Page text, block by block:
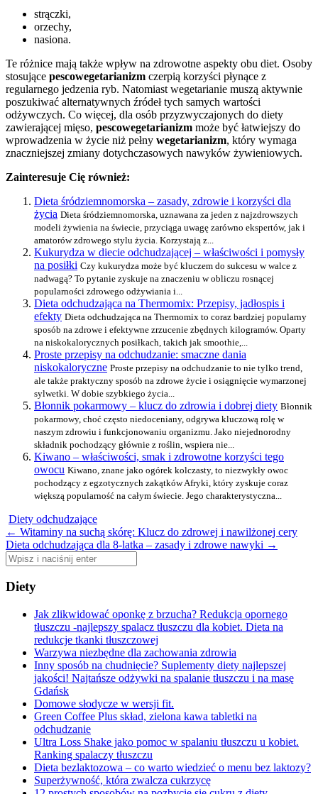
strączki,
orzechy,
nasiona.
Te różnice mają także wpływ na zdrowotne aspekty obu diet. Osoby
stosujące pescowegetarianizm czerpią korzyści płynące z
regularnego jedzenia ryb. Natomiast wegetarianie muszą aktywnie
poszukiwać alternatywnych źródeł tych samych wartości
odżywczych. Co więcej, dla osób przyzwyczajonych do diety
zawierającej mięso, pescowegetarianizm może być łatwiejszy do
wprowadzenia w życie niż pełny wegetarianizm, który wymaga
znaczniejszej zmiany dotychczasowych nawyków żywieniowych.
Zainteresuje Cię również:
Dieta śródziemnomorska – zasady, zdrowie i korzyści dla
życia Dieta śródziemnomorska, uznawana za jeden z najzdrowszych
modeli żywienia na świecie, przyciąga uwagę zarówno ekspertów, jak i
amatorów zdrowego stylu życia. Korzystają z...
Kukurydza w diecie odchudzającej – właściwości i pomysły
na posiłki Czy kukurydza może być kluczem do sukcesu w walce z
nadwagą? To pytanie zyskuje na znaczeniu w obliczu rosnącej
popularności zdrowego odżywiania i...
Dieta odchudzająca na Thermomix: Przepisy, jadłospis i
efekty Dieta odchudzająca na Thermomix to coraz bardziej popularny
sposób na zdrowe i efektywne zrzucenie zbędnych kilogramów. Oparty
na niskokalorycznych posiłkach, takich jak smoothie,...
Proste przepisy na odchudzanie: smaczne dania
niskokaloryczne Proste przepisy na odchudzanie to nie tylko trend,
ale także praktyczny sposób na zdrowe życie i osiągnięcie wymarzonej
sylwetki. W dobie szybkiego życia...
Błonnik pokarmowy – klucz do zdrowia i dobrej diety Błonnik
pokarmowy, choć często niedoceniany, odgrywa kluczową rolę w
naszym zdrowiu i funkcjonowaniu organizmu. Jako niejednorodny
składnik pochodzący głównie z roślin, wspiera nie...
Kiwano – właściwości, smak i zdrowotne korzyści tego
owocu Kiwano, znane jako ogórek kolczasty, to niezwykły owoc
pochodzący z egzotycznych zakątków Afryki, który zyskuje coraz
większą popularność na całym świecie. Jego charakterystyczna...
Diety odchudzające
Zobacz
wpisy
← Witaminy na suchą skórę: Klucz do zdrowej i nawilżonej cery
Dieta odchudzająca dla 8-latka – zasady i zdrowe nawyki →
Szukaj:
Diety
Jak zlikwidować oponkę z brzucha? Redukcja opornego
tłuszczu -najlepszy spalacz tłuszczu dla kobiet. Dieta na
redukcje tkanki tłuszczowej
Warzywa niezbędne dla zachowania zdrowia
Inny sposób na chudnięcie? Suplementy diety najlepszej
jakości! Najtańsze odżywki na spalanie tłuszczu i na masę
Gdańsk
Domowe słodycze w wersji fit.
Green Coffee Plus skład, zielona kawa tabletki na
odchudzanie
Ultra Loss Shake jako pomoc w spalaniu tłuszczu u kobiet.
Ranking spalaczy tłuszczu
Dieta bezlaktozowa – co warto wiedzieć o menu bez laktozy?
Superżywność, która zwalcza cukrzycę